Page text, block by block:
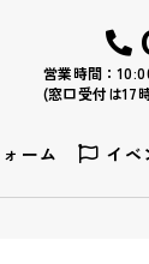
営業時間：
(窓口受付は17
ーム イベ